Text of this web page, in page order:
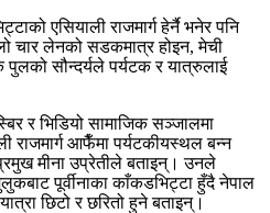
एसियाली राजमार्ग हेर्नै भनेर पनि
चार लेनको सडकमात्र होइन, मेची
पुलको सौन्दर्यले पर्यटक र यात्रुलाई
र भिडियो सामाजिक सञ्जालमा
राजमार्ग आफैँमा पर्यटकीयस्थल बन्न
मीना उप्रेतीले बताइन्। उनले
पूर्वीनाका काँकडभिट्टा हुँदै नेपाल
छिटो र छरितो हुने बताइन्।